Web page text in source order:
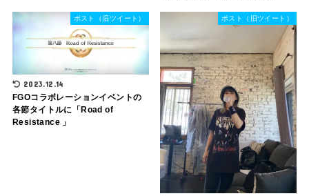
ポスト（旧ツイート）
2023.12.14
FGOコラボレーションイベントの
各節タイトルに「Road of
Resistance 」
ポスト（旧ツイート）